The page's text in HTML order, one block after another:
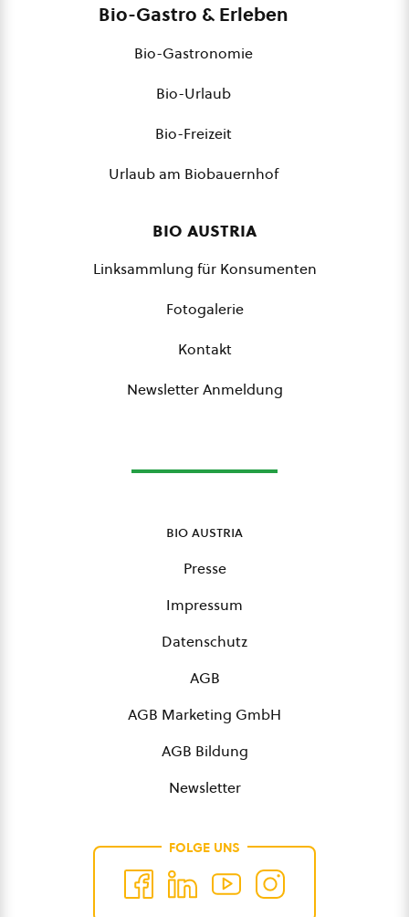
Bio-Gastro & Erleben
Bio-Gastronomie
Bio-Urlaub
Bio-Freizeit
Urlaub am Biobauernhof
bio austria
Linksammlung für Konsumenten
Fotogalerie
Kontakt
Newsletter Anmeldung
bio austria
Presse
Impressum
Datenschutz
AGB
AGB Marketing GmbH
AGB Bildung
Newsletter
FOLGE UNS